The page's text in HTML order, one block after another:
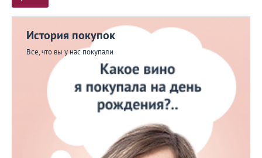
История покупок
Все, что вы у нас покупали